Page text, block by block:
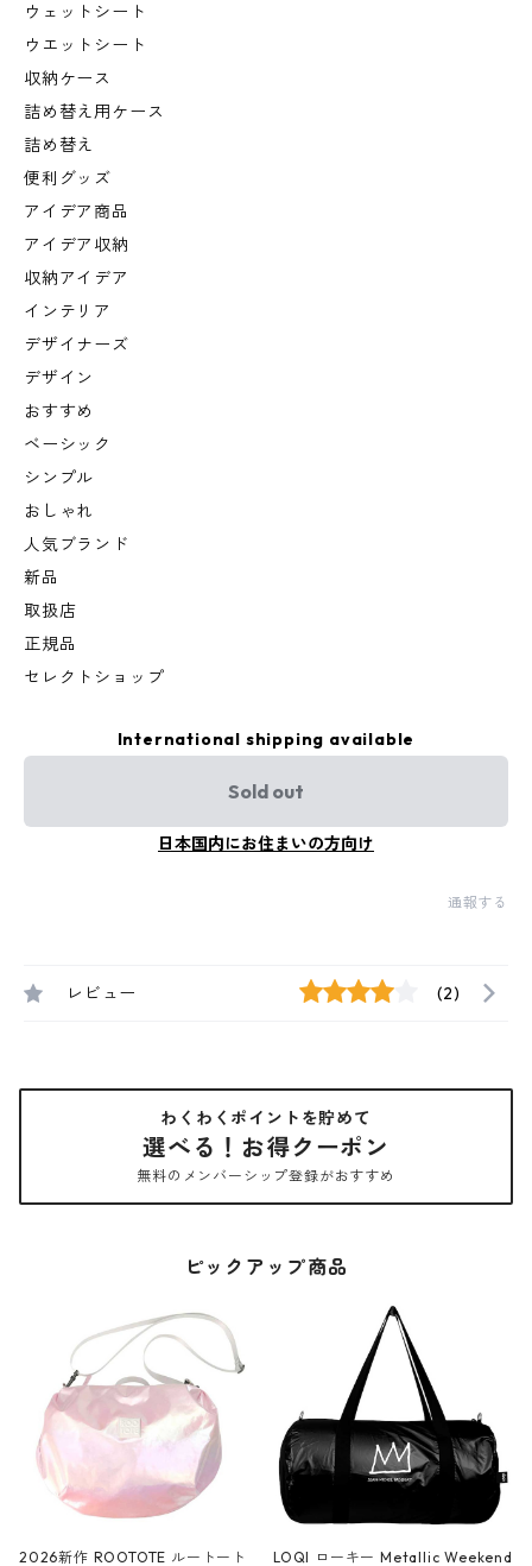
ウェットシート
ウエットシート
収納ケース
詰め替え用ケース
詰め替え
便利グッズ
アイデア商品
アイデア収納
収納アイデア
インテリア
デザイナーズ
デザイン
おすすめ
ベーシック
シンプル
おしゃれ
人気ブランド
新品
取扱店
正規品
セレクトショップ
International shipping available
Sold out
日本国内にお住まいの方向け
通報する
レビュー (2)
わくわくポイントを貯めて
選べる！お得クーポン
無料のメンバーシップ登録がおすすめ
ピックアップ商品
2026新作 ROOTOTE ルートート LOQI ローキー Metallic Weekend